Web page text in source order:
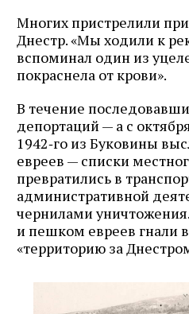
Многих пристрелили
Днестр. «Мы ходили к
вспоминал один из
покраснела от крови».
В течение
депортаций — а с
1942‑го из Буковины
евреев — списки
превратились в
административной
чернилами
и пешком евреев гнали
«территорию за